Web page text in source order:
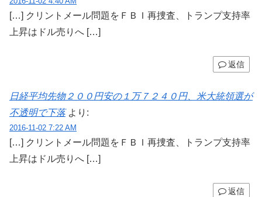
[…] クリントメール問題をＦＢＩ再捜査、トランプ支持率
上昇はドル売りへ […]
返信
日経平均先物２００円安の１万７２４０円、米大統領選が
不透明で下落 より:
2016-11-02 7:22 AM
[…] クリントメール問題をＦＢＩ再捜査、トランプ支持率
上昇はドル売りへ […]
返信